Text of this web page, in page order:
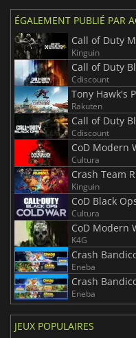
ÉGALEMENT PUBLIÉ PAR
Call of Duty
Kinguin
Call of Duty
Cdiscount
Tony Hawk's
Rakuten
Call of Duty
Cdiscount
CoD Modern
Cultura
Crash Team
Kinguin
CoD Black
Cultura
CoD Modern
K4G
Crash
Eneba
Crash
Eneba
JEUX POPULAIRES